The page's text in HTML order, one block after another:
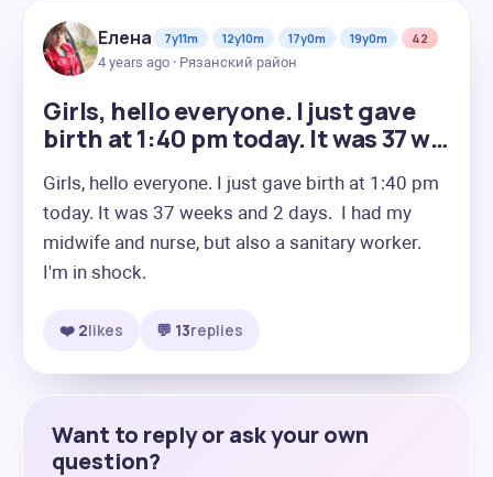
Елена 7y11m 12y10m 17y0m 19y0m
42
4 years ago · Рязанский район
Girls, hello everyone. I just gave
birth at 1:40 pm today. It was 37 w…
Girls, hello everyone. I just gave birth at 1:40 pm
today. It was 37 weeks and 2 days.  I had my
midwife and nurse, but also a sanitary worker.
I'm in shock.
❤️ 2likes 💬 13replies
Want to reply or ask your own
question?